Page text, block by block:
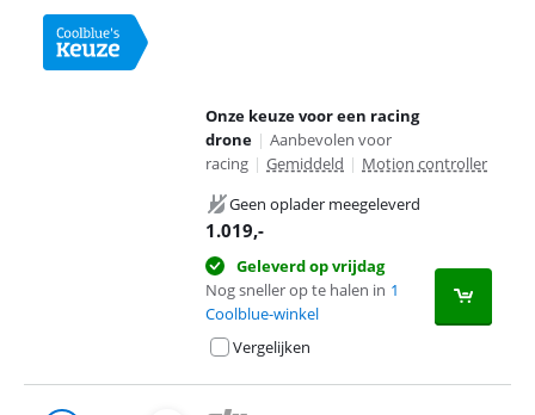
Onze keuze voor een racing
drone | Aanbevolen voor
racing | Gemiddeld | Motion controller
Geen oplader meegeleverd
1.019,-
Geleverd op vrijdag
Nog sneller op te halen in 1
Coolblue-winkel
Vergelijken